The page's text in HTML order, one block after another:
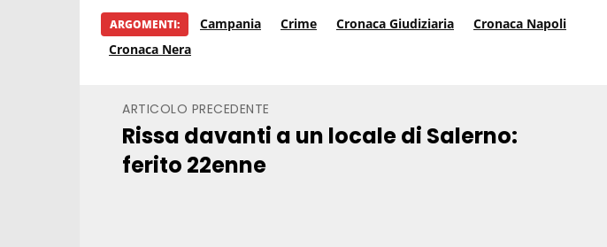
ARGOMENTI: Campania Crime Cronaca Giudiziaria
Cronaca Napoli
Cronaca Nera
ARTICOLO PRECEDENTE
Rissa davanti a un locale di Salerno:
ferito 22enne